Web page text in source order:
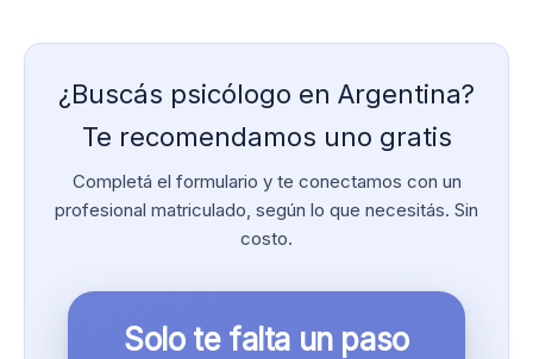
¿Buscás psicólogo en Argentina?
Te recomendamos uno gratis
Completá el formulario y te conectamos con un
profesional matriculado, según lo que necesitás. Sin
costo.
Solo te falta un paso